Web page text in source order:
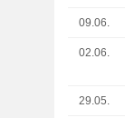
09.06.
02.06.
29.05.